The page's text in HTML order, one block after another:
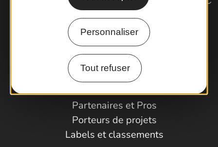
Personnaliser
Tout refuser
Comment venir ?
Espace Pro
Observatoire
Partenaires et Pros
Porteurs de projets
Labels et classements